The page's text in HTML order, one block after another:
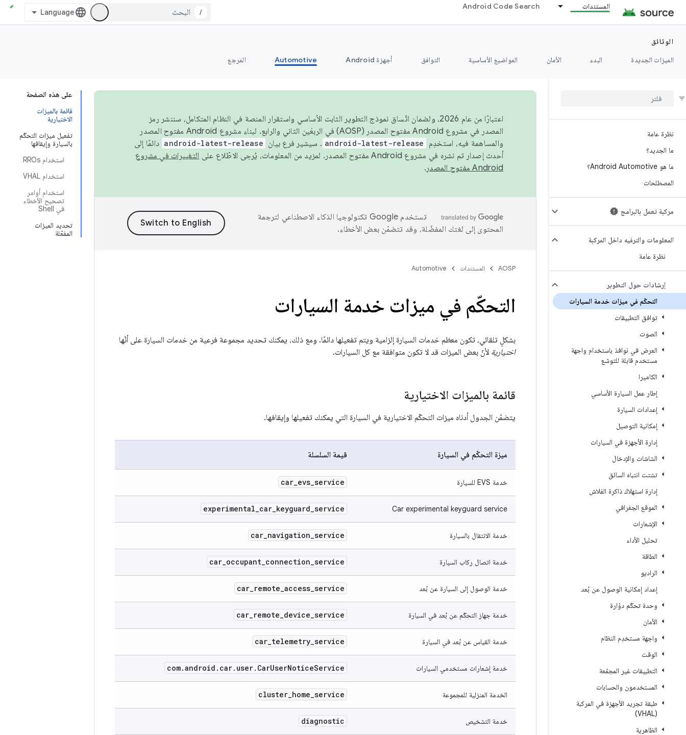
المستندات Android Code Search
/
الوثائق
الميزات الجديدة
البدء الأمان المواضيع الأساسية التوافق أجهزة Android Automotive المرجع
نظرة عامة
ما الجديد؟
ما هو Android Automotive؟
المصطلحات
مركبة تعمل بالبرامج
المعلومات والترفيه داخل المركبة
نظرة عامة
إرشادات حول التطوير
التحكّم في ميزات خدمة السيارات
توافق التطبيقات
الصوت
العرض في نوافذ باستخدام واجهة
مستخدم قابلة للتوسّع
الكاميرا
إطار عمل السيارة الأساسي
إعدادات السيارة
إمكانية التوصيل
إدارة الأجهزة في السيارات
الشاشات والإدخال
تشتت انتباه السائق
إدارة استهلاك ذاكرة الفلاش
الموقع الجغرافي
الإشعارات
تحليل الأداء
الطاقة
الراديو
إعداد إمكانية الوصول عن بُعد
وحدة تحكّم دوّارة
الأمان
واجهة مستخدِم النظام
الوقت
التطبيقات غير المجمّعة
المستخدمون والحسابات
طبقة تجريد الأجهزة في المركبة
(VHAL)
الظاهرية
على هذه الصفحة
قائمة بالميزات
الاختيارية
تفعيل ميزات التحكّم
بالسيارة وإيقافها
استخدام RROs
استخدام VHAL
استخدام أوامر
تصحيح الأخطاء
في Shell
تحديد الميزات
المفعّلة
اعتبارًا من عام 2026، ولضمان اتّساق نموذج التطوير الثابت الأساسي واستقرار المنصة في النظام المتكامل، سننشر رمز
المصدر في مشروع Android مفتوح المصدر (AOSP) في الربعَين الثاني والرابع. لبناء مشروع Android مفتوح المصدر
والمساهمة فيه، استخدِم
android-latest-release . سيشير فرع بيان android-latest-release دائمًا إلى
أحدث إصدار تم نشره في مشروع Android مفتوح المصدر. لمزيد من المعلومات، يُرجى الاطّلاع على
التغييرات في مشروع
Android مفتوح المصدر
.
تستخدم Google تكنولوجيا الذكاء الاصطناعي لترجمة
المحتوى إلى لغتك المفضّلة، وقد تتضمّن بعض الأخطاء.
AOSP المستندات Automotive
التحكّم في ميزات خدمة السيارات
بشكلٍ تلقائي، تكون معظم خدمات السيارة إلزامية ويتم تفعيلها دائمًا. ومع ذلك، يمكنك تحديد مجموعة فرعية من خدمات السيارة على أنّها
اختيارية لأنّ بعض الميزات قد لا تكون متوافقة مع كل السيارات.
قائمة بالميزات الاختيارية
يتضمّن الجدول أدناه ميزات التحكّم الاختيارية في السيارة التي يمكنك تفعيلها وإيقافها.
ميزة التحكّم في السيارة قيمة السلسلة
خدمة EVS للسيارة car_evs_service
Car experimental keyguard service
experimental_car_keyguard_service
خدمة الانتقال بالسيارة car_navigation_service
خدمة اتصال ركاب السيارة car_occupant_connection_service
خدمة الوصول إلى السيارة عن بُعد car_remote_access_service
خدمة جهاز التحكّم عن بُعد في السيارة car_remote_device_service
خدمة القياس عن بُعد في السيارة car_telemetry_service
خدمة إشعارات مستخدمي السيارات com.android . car. user. CarUserNoticeService
الخدمة المنزلية للمجموعة cluster_home_service
خدمة التشخيص diagnostic